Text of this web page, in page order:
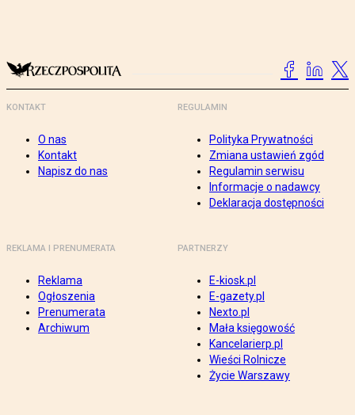
KONTAKT
O nas
Kontakt
Napisz do nas
REGULAMIN
Polityka Prywatności
Zmiana ustawień zgód
Regulamin serwisu
Informacje o nadawcy
Deklaracja dostępności
REKLAMA I PRENUMERATA
Reklama
Ogłoszenia
Prenumerata
Archiwum
PARTNERZY
E-kiosk.pl
E-gazety.pl
Nexto.pl
Mała księgowość
Kancelarierp.pl
Wieści Rolnicze
Życie Warszawy